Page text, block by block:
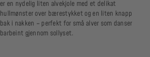
er en nydelig liten alvekjole med et delikat
hullmønster over bærestykket og en liten knapp
bak i nakken – perfekt for små alver som danser
barbeint gjennom sollyset.